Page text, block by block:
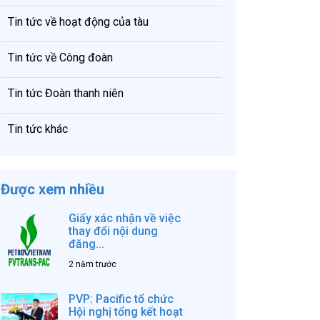
Tin tức về hoạt động của tàu
Tin tức về Công đoàn
Tin tức Đoàn thanh niên
Tin tức khác
Được xem nhiều
Giấy xác nhận về việc
thay đổi nội dung
đăng...
2 năm trước
PVP: Pacific tổ chức
Hội nghị tổng kết hoạt